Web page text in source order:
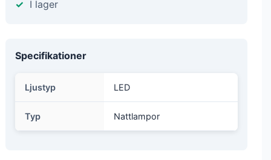
I lager
Specifikationer
Ljustyp LED
Typ Nattlampor